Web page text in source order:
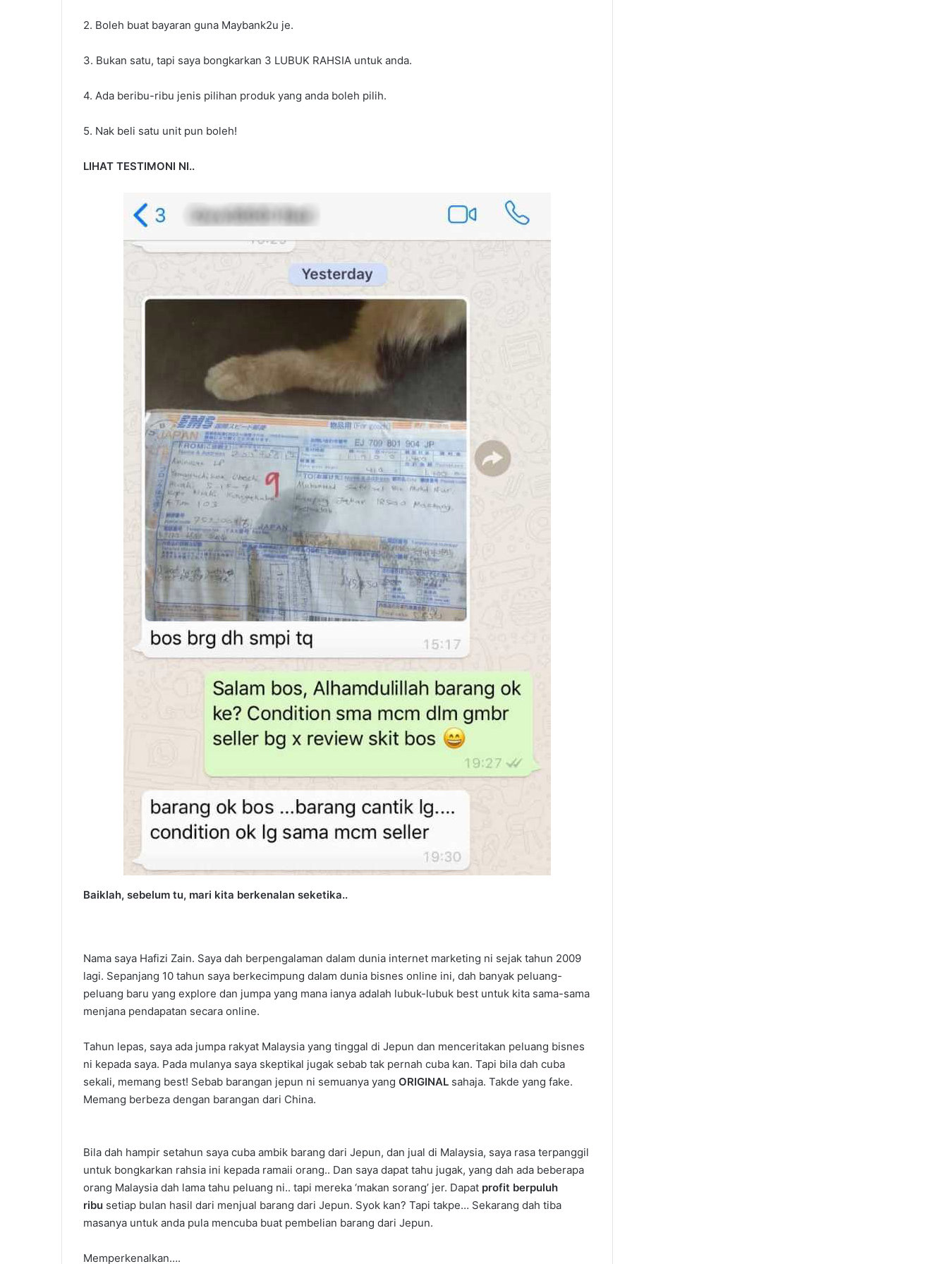
2. Boleh buat bayaran guna Maybank2u je.
3. Bukan satu, tapi saya bongkarkan 3 LUBUK RAHSIA untuk anda.
4. Ada beribu-ribu jenis pilihan produk yang anda boleh pilih.
5. Nak beli satu unit pun boleh!
LIHAT TESTIMONI NI..
Baiklah, sebelum tu, mari kita berkenalan seketika..
Nama saya Hafizi Zain. Saya dah berpengalaman dalam dunia internet marketing ni sejak tahun 2009
lagi. Sepanjang 10 tahun saya berkecimpung dalam dunia bisnes online ini, dah banyak peluang-
peluang baru yang explore dan jumpa yang mana ianya adalah lubuk-lubuk best untuk kita sama-sama
menjana pendapatan secara online.
Tahun lepas, saya ada jumpa rakyat Malaysia yang tinggal di Jepun dan menceritakan peluang bisnes
ni kepada saya. Pada mulanya saya skeptikal jugak sebab tak pernah cuba kan. Tapi bila dah cuba
sekali, memang best! Sebab barangan jepun ni semuanya yang ORIGINAL sahaja. Takde yang fake.
Memang berbeza dengan barangan dari China.
Bila dah hampir setahun saya cuba ambik barang dari Jepun, dan jual di Malaysia, saya rasa terpanggil
untuk bongkarkan rahsia ini kepada ramaii orang.. Dan saya dapat tahu jugak, yang dah ada beberapa
orang Malaysia dah lama tahu peluang ni.. tapi mereka ‘makan sorang’ jer. Dapat profit berpuluh
ribu setiap bulan hasil dari menjual barang dari Jepun. Syok kan? Tapi takpe… Sekarang dah tiba
masanya untuk anda pula mencuba buat pembelian barang dari Jepun.
Memperkenalkan….